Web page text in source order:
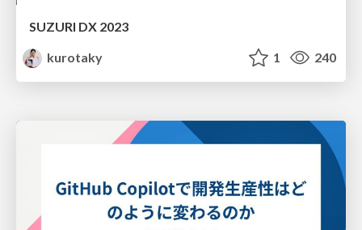
SUZURI DX 2023
kurotaky
1 240